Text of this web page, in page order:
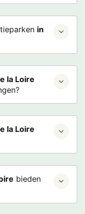
in
la Loire
la Loire
bieden